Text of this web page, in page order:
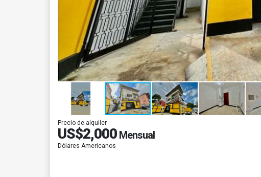
Precio de alquiler
US$2,000 Mensual
Dólares Americanos